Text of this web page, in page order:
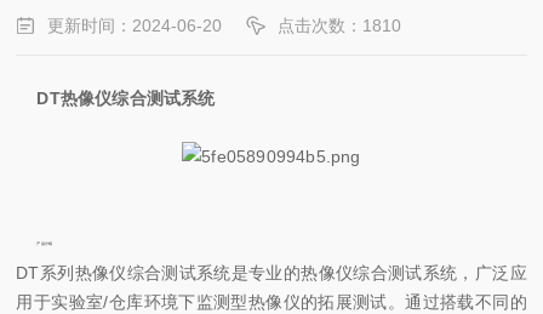
更新时间：2024-06-20 点击次数：1810
DT热像仪综合测试系统
产品介绍
DT系列热像仪综合测试系统是专业的热像仪综合测试系统，广泛应
用于实验室/仓库环境下监测型热像仪的拓展测试。通过搭载不同的